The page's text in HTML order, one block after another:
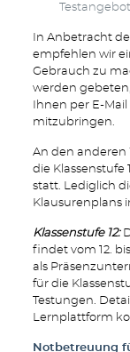
In Anbetracht
empfehlen wir
Gebrauch zu
werden
Ihnen per E-
mitzubringen.
An den
die Klassenstufe
statt. Lediglich
Klausurenplans
Klassenstufe 12:
findet vom 12.
als
für die
Testungen.
Lernplattform
Notbetreuung